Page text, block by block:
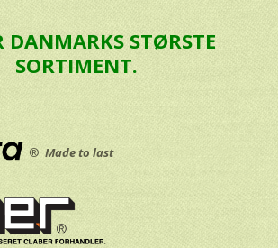
DANMARKS STØRSTE
SORTIMENT.
® Made to last